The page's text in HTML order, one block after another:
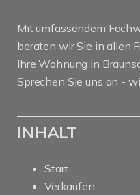
Mit umfassendem
beraten wir Sie in allen
Ihre Wohnung in
Sprechen Sie uns an -
INHALT
Start
Verkaufen